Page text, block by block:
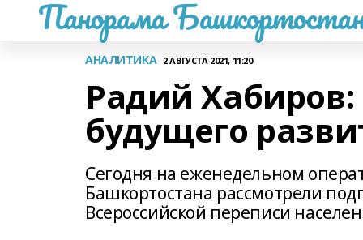
Панорама
АНАЛИТИКА 2 АВГУСТА 2021, 11:20
Радий
будущего
Сегодня на еженедельном
Башкортостана рассмотрели
Всероссийской переписи